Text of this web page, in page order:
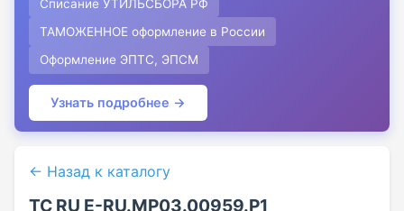
Списание УТИЛЬСБОРА РФ
ТАМОЖЕННОЕ оформление в России
Оформление ЭПТС, ЭПСМ
Узнать подробнее →
← Назад к каталогу
ТС RU Е-RU.МР03.00959.Р1